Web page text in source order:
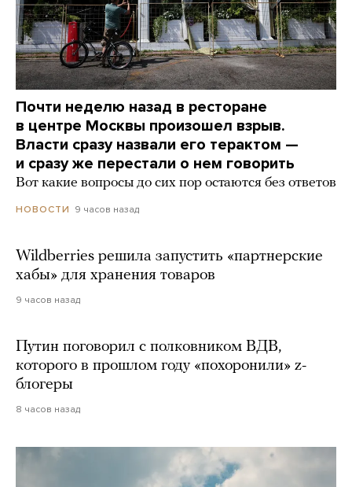
Почти неделю назад в ресторане
в центре Москвы произошел взрыв.
Власти сразу назвали его терактом —
и сразу же перестали о нем говорить
Вот какие вопросы до сих пор остаются без ответов
НОВОСТИ 9 часов назад
Wildberries решила запустить «партнерские
хабы» для хранения товаров
9 часов назад
Путин поговорил с полковником ВДВ,
которого в прошлом году «похоронили» z-
блогеры
8 часов назад